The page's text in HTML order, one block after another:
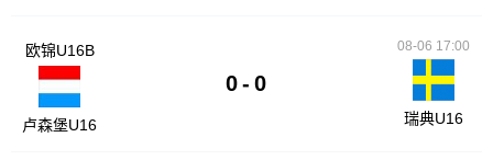
欧锦U16B
卢森堡U16
0 - 0
08-06 17:00
瑞典U16